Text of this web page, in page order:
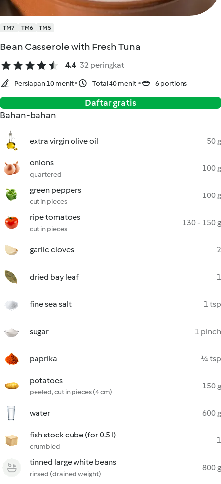
TM7 TM6 TM5
Bean Casserole with Fresh Tuna
4.4 32 peringkat
Persiapan 10 menit Total 40 menit 6 portions
Daftar gratis
Bahan-bahan
extra virgin olive oil 50 g
onions
quartered
100 g
green peppers
cut in pieces
100 g
ripe tomatoes
cut in pieces
130 - 150 g
garlic cloves 2
dried bay leaf 1
fine sea salt 1 tsp
sugar 1 pinch
paprika ¼ tsp
potatoes
peeled, cut in pieces (4 cm)
150 g
water 600 g
fish stock cube (for 0.5 l)
crumbled
1
tinned large white beans
rinsed (drained weight)
800 g